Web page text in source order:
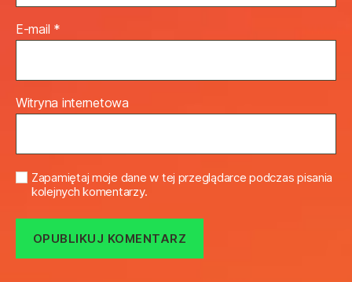
E-mail *
Witryna internetowa
Zapamiętaj moje dane w tej przeglądarce podczas pisania
kolejnych komentarzy.